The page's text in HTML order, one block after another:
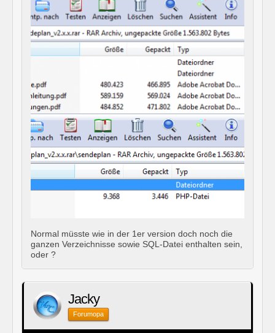
Normal müsste wie in der 1er version doch noch die
ganzen Verzeichnisse sowie SQL-Datei enthalten sein,
oder ?
Jacky
Forumopa